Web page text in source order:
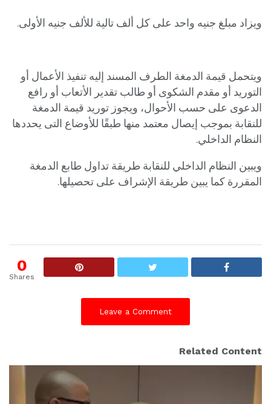
ويزاد مبلغ جنيه واحد على كل ألف تالية للألف جنيه الأولى.
ويتحمل قيمة الدمغة الطرف المسند إليه تنفيذ الأعمال أو
التوريد أو مقدم الشكوى أو طالب تقدير الأتعاب أو رافع
الدعوى على حسب الأحوال، ويجوز توريد قيمة الدمغة
للنقابة بموجب إيصال معتمد منها طبقًا للأوضاع التى يحددها
النظام الداخلي.
ويبين النظام الداخلي للنقابة طريقة تداول طابع الدمغة
المقررة كما يبين طريقة الإشراف على تحصيلها.
0
Shares
Leave a Comment
Related Content